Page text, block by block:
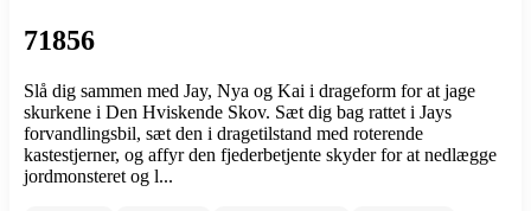
71856
Slå dig sammen med Jay, Nya og Kai i drageform for at jage
skurkene i Den Hviskende Skov. Sæt dig bag rattet i Jays
forvandlingsbil, sæt den i dragetilstand med roterende
kastestjerner, og affyr den fjederbetjente skyder for at nedlægge
jordmonsteret og l...